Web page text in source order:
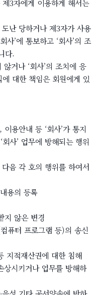
3자에게 이용하게 해서는
난 당하거나 제3자가 사용
사’에 통보하고 ‘회사’의 조
다.
거나 ‘회사’의 조치에 응
대한 책임은 회원에게 있
용안내 등 ‘회사’가 통지
사’ 업무에 방해되는 행위
음 각 호의 행위를 하여서
용의 등록
지 않은 변경
퓨터 프로그램 등)의 송신
지적재산권에 대한 침해
상시키거나 업무를 방해하